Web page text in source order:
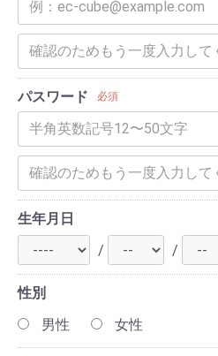
パスワード 必須
生年月日
/
/
性別
男性
女性